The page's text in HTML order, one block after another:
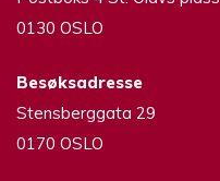
0130 OSLO
Besøksadresse
Stensberggata 29
0170 OSLO